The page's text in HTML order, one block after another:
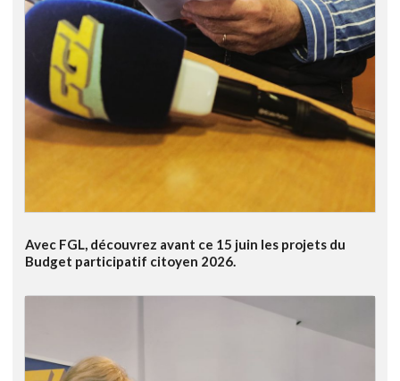
Avec FGL, découvrez avant ce 15 juin les projets du
Budget participatif citoyen 2026.